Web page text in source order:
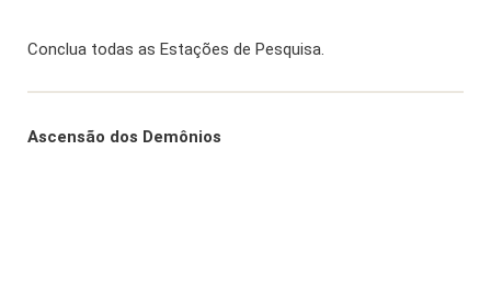
Conclua todas as Estações de Pesquisa.
Ascensão dos Demônios